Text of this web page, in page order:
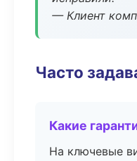
— Клиент
Часто
Какие
На ключевые